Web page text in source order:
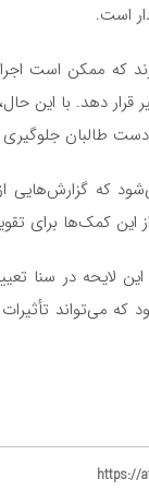
است.
که ممکن است
قرار دهد. با این
طالبان جلوگیری
که گزارش‌هایی
از این کمک‌ها برای
این لایحه در سنا
می‌تواند تأثیرات
https://